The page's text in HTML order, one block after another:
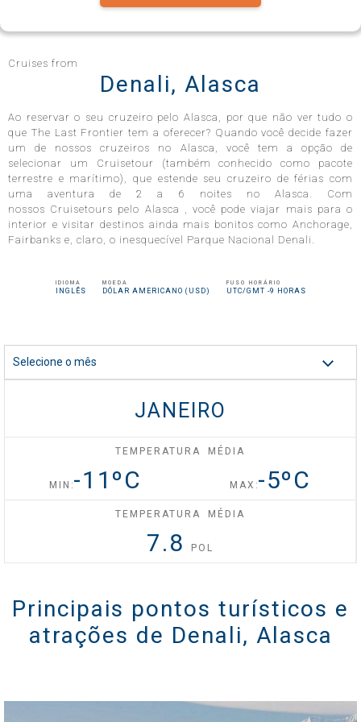
Infinity®
Millennium®
Reflection®
Silhouette®
Solstice®
XCel℠
Cruises from
Denali, Alasca
Ao reservar o seu cruzeiro pelo Alasca, por que não ver tudo o
que The Last Frontier tem a oferecer? Quando você decide fazer
um de nossos cruzeiros no Alasca, você tem a opção de
selecionar um Cruisetour (também conhecido como pacote
terrestre e marítimo), que estende seu cruzeiro de férias com
uma aventura de 2 a 6 noites no Alasca. Com
nossos Cruisetours pelo Alasca , você pode viajar mais para o
interior e visitar destinos ainda mais bonitos como Anchorage,
Fairbanks e, claro, o inesquecível Parque Nacional Denali.
IDIOMA
INGLÊS
MOEDA
DÓLAR AMERICANO (USD)
FUSO HORÁRIO
UTC/GMT -9 HORAS
Selecione o mês
JANEIRO
TEMPERATURA MÉDIA
MIN:-11 ºC MAX:-5ºC
TEMPERATURA MÉDIA
7.8 POL
Principais pontos turísticos e
atrações de Denali, Alasca